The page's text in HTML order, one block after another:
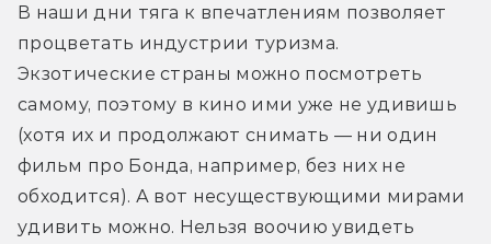
В наши дни тяга к впечатлениям позволяет
процветать индустрии туризма.
Экзотические страны можно посмотреть
самому, поэтому в кино ими уже не удивишь
(хотя их и продолжают снимать — ни один
фильм про Бонда, например, без них не
обходится). А вот несуществующими мирами
удивить можно. Нельзя воочию увидеть